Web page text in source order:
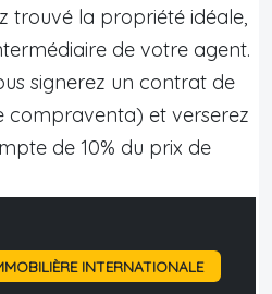
trouvé la propriété idéale,
de votre agent.
signerez un contrat de
compraventa) et verserez
de 10% du prix de
INTERNATIONALE